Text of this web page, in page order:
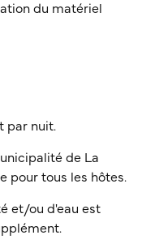
du matériel
par nuit.
de La
pour tous les hôtes.
et/ou d'eau est